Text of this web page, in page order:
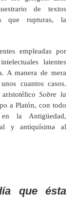
de textos
que rupturas, la
empleadas por
latentes
A manera de mera
cuantos casos.
aristotélicoSobre la
a Platón, con todo
la Antigüedad,
y antiquísima al
que ésta